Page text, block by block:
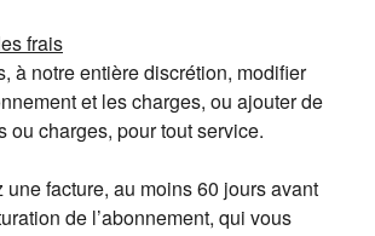
frais
à notre entière discrétion, modifier
et les charges, ou ajouter de
ou charges, pour tout service.
une facture, au moins 60 jours avant
de l’abonnement, qui vous